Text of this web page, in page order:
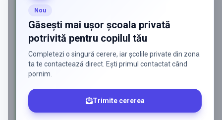
Nou
Găsești mai ușor școala privată
potrivită pentru copilul tău
Completezi o singură cerere, iar școlile private din zona
ta te contactează direct. Ești primul contactat când
pornim.
Trimite cererea